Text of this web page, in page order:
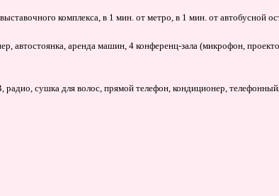
комплекса, в 1 мин. от метро, в 1 мин. от автобусной
автостоянка, аренда машин, 4 конференц-зала (микрофон,
радио, сушка для волос, прямой телефон, кондиционер,